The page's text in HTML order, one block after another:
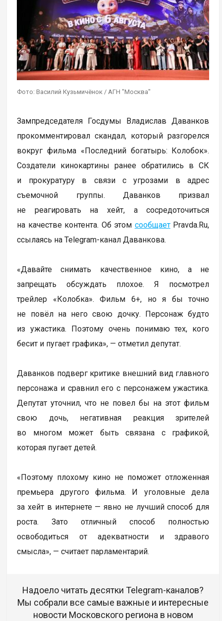
Фото: Василий Кузьмичёнок / АГН "Москва"
Зампредседателя Госдумы Владислав Даванков
прокомментировал скандал, который разгорелся
вокруг фильма «Последний богатырь: Колобок».
Создатели кинокартины ранее обратились в СК
и прокуратуру в связи с угрозами в адрес
съемочной группы. Даванков призвал
не реагировать на хейт, а сосредоточиться
на качестве контента. Об этом сообщаетPravda.Ru,
ссылаясь на Telegram-канал Даванкова.
«Давайте снимать качественное кино, а не
запрещать обсуждать плохое. Я посмотрел
трейлер «Колобка». Фильм 6+, но я бы точно
не повёл на него свою дочку. Персонаж будто
из ужастика. Поэтому очень понимаю тех, кого
бесит и пугает графика», — отметил депутат.
Даванков подверг критике внешний вид главного
персонажа и сравнил его с персонажем ужастика.
Депутат уточнил, что не повел бы на этот фильм
свою дочь, негативная реакция зрителей
во многом может быть связана с графикой,
которая пугает детей.
«Поэтому плохому кино не поможет отложенная
премьера другого фильма. И уголовные дела
за хейт в интернете — явно не лучший способ для
роста. Зато отличный способ полностью
освободиться от адекватности и здравого
смысла», — считает парламентарий.
Надоело читать десятки Telegram-каналов?
Мы собрали все самые важные и интересные
новости Московского региона в новом